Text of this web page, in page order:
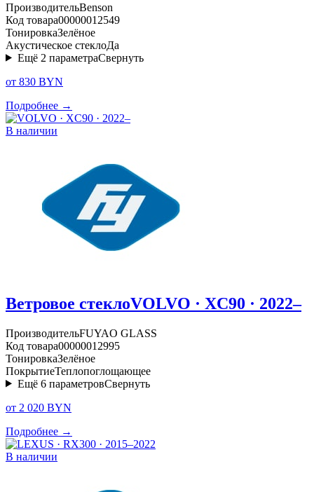
ПроизводительBenson
Код товара00000012549
ТонировкаЗелёное
Акустическое стеклоДа
Ещё 2 параметраСвернуть
от 830 BYN
Подробнее →
В наличии
Ветровое стеклоVOLVO · XC90 · 2022–
ПроизводительFUYAO GLASS
Код товара00000012995
ТонировкаЗелёное
ПокрытиеТеплопоглощающее
Ещё 6 параметровСвернуть
от 2 020 BYN
Подробнее →
В наличии